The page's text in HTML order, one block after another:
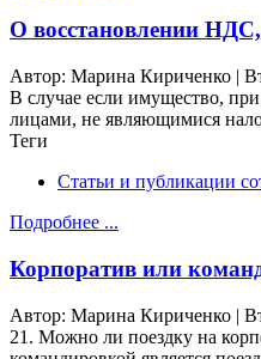
О восстановлении
Автор: Марина Кириченко |
В случае если имущество,
лицами, не являющимися
Теги
Статьи и публикации
Подробнее ...
Корпоратив или
Автор: Марина Кириченко |
21. Можно ли поездку на